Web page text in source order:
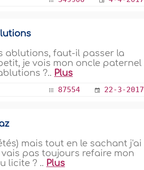
ablutions, faut-il passer la
je vois mon oncle paternel
?.. Plus
87554 22-3-2017
mais tout en le sachant j'ai
pas toujours refaire mon
licite ? .. Plus